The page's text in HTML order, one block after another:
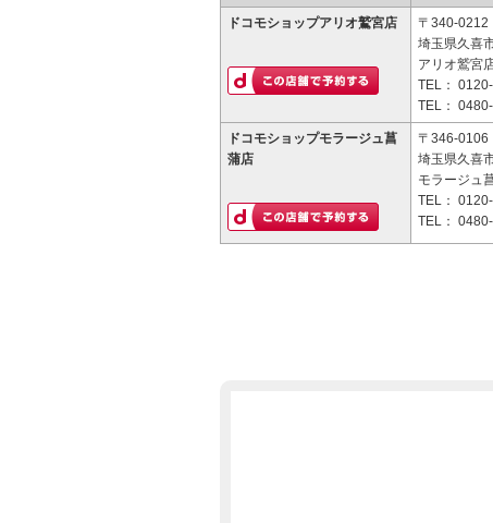
ドコモショップアリオ鷲宮店
〒340-0212
埼玉県久喜
アリオ鷲宮
TEL：
TEL：
ドコモショップモラージュ菖
蒲店
〒346-0106
埼玉県久喜
モラージュ
TEL：
TEL：